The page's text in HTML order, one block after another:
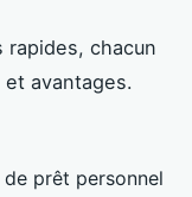
chacun
avantages.
prêt personnel